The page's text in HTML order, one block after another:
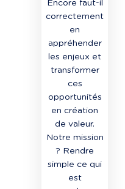
Encore faut-il
correctement
en
appréhender
les enjeux et
transformer
ces
opportunités
en création
de valeur.
Notre mission
? Rendre
simple ce qui
est